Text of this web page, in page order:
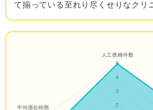
て揃っている至れり尽くせりなクリ